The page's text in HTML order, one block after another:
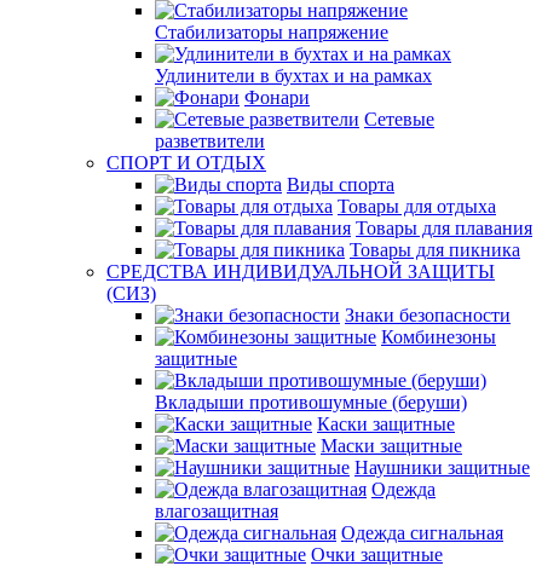
Стабилизаторы напряжение
Удлинители в бухтах и на рамках
Фонари
Сетевые
разветвители
СПОРТ И ОТДЫХ
Виды спорта
Товары для отдыха
Товары для плавания
Товары для пикника
СРЕДСТВА ИНДИВИДУАЛЬНОЙ ЗАЩИТЫ
(СИЗ)
Знаки безопасности
Комбинезоны
защитные
Вкладыши противошумные (беруши)
Каски защитные
Маски защитные
Наушники защитные
Одежда
влагозащитная
Одежда сигнальная
Очки защитные